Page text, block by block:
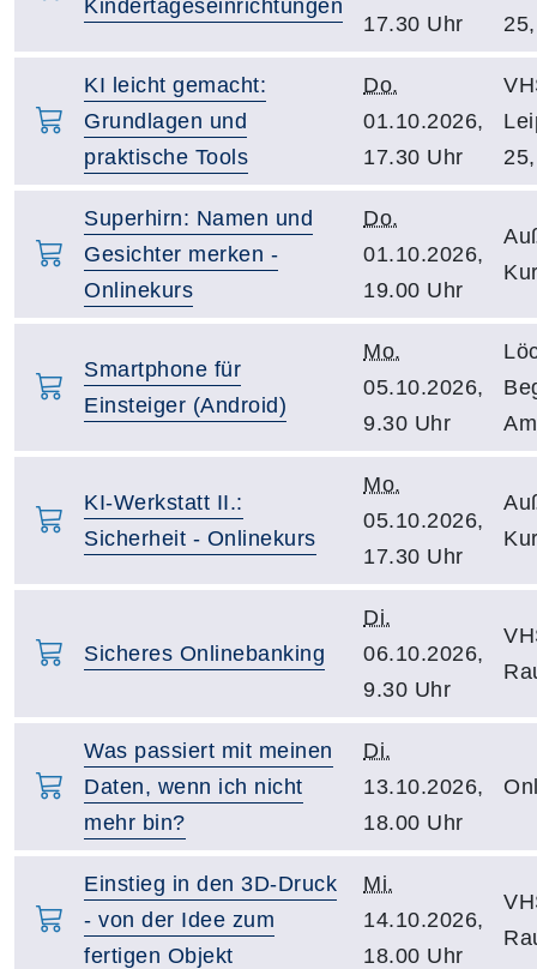
Kindertageseinrichtungen
17.30 Uhr
KI leicht gemacht:
Grundlagen und
praktische Tools
Do.
01.10.2026,
17.30 Uhr
Superhirn: Namen und
Gesichter merken -
Onlinekurs
Do.
01.10.2026,
19.00 Uhr
Smartphone für
Einsteiger (Android)
Mo.
05.10.2026,
9.30 Uhr
KI-Werkstatt II.:
Sicherheit - Onlinekurs
Mo.
05.10.2026,
17.30 Uhr
Sicheres Onlinebanking
Di.
06.10.2026,
9.30 Uhr
Was passiert mit meinen
Daten, wenn ich nicht
mehr bin?
Di.
13.10.2026,
18.00 Uhr
Einstieg in den 3D-Druck
- von der Idee zum
fertigen Objekt
Mi.
14.10.2026,
18.00 Uhr